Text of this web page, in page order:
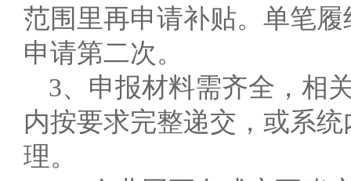
范围里再申请补贴。单笔
申请第二次。
3、申报材料需齐全，相
内按要求完整递交，或系
理。